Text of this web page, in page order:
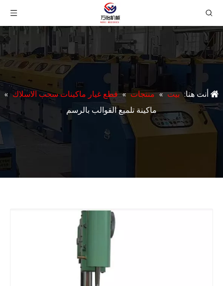
أنت هنا: بيت » منتجات » قطع غيار ماكينات سحب الاسلاك »
ماكينة تلميع القوالب بالرسم